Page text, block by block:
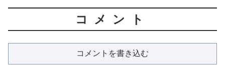
コメント
コメントを書き込む